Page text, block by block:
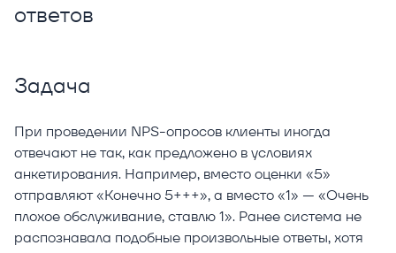
ответов
Задача
При проведении NPS-опросов клиенты иногда
отвечают не так, как предложено в условиях
анкетирования. Например, вместо оценки «5»
отправляют «Конечно 5+++», а вместо «1» — «Очень
плохое обслуживание, ставлю 1». Ранее система не
распознавала подобные произвольные ответы, хотя